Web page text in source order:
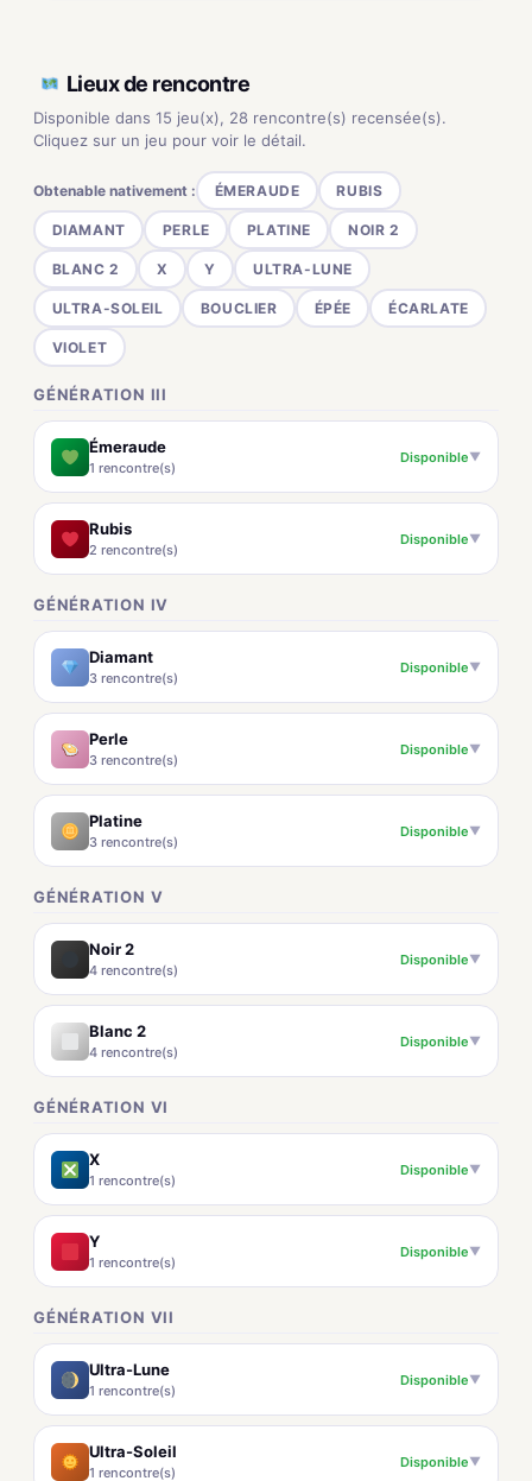
Lieux de rencontre
Disponible dans 15 jeu(x), 28 rencontre(s) recensée(s).
Cliquez sur un jeu pour voir le détail.
Obtenable nativement : ÉMERAUDE RUBIS
DIAMANT PERLE PLATINE NOIR 2
BLANC 2 X Y ULTRA-LUNE
ULTRA-SOLEIL BOUCLIER ÉPÉE ÉCARLATE
VIOLET
GÉNÉRATION III
Émeraude
1 rencontre(s)
Disponible▼
Rubis
2 rencontre(s)
Disponible▼
GÉNÉRATION IV
Diamant
3 rencontre(s)
Disponible▼
Perle
3 rencontre(s)
Disponible▼
Platine
3 rencontre(s)
Disponible▼
GÉNÉRATION V
Noir 2
4 rencontre(s)
Disponible▼
Blanc 2
4 rencontre(s)
Disponible▼
GÉNÉRATION VI
X
1 rencontre(s)
Disponible▼
Y
1 rencontre(s)
Disponible▼
GÉNÉRATION VII
Ultra-Lune
1 rencontre(s)
Disponible▼
Ultra-Soleil
1 rencontre(s)
Disponible▼